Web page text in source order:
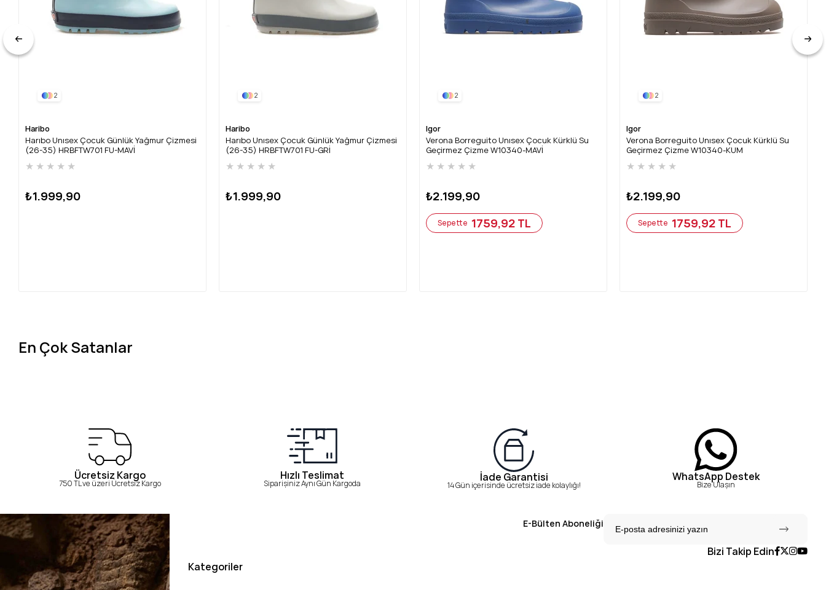
2
Haribo
Harıbo Unısex Çocuk Günlük Yağmur Çizmesi
(26-35) HRBFTW701 FU-MAVİ
★ ★ ★ ★ ★
₺1.999,90
2
Haribo
Harıbo Unısex Çocuk Günlük Yağmur Çizmesi
(26-35) HRBFTW701 FU-GRİ
★ ★ ★ ★ ★
₺1.999,90
2
Igor
Verona Borreguito Unısex Çocuk Kürklü Su
Geçirmez Çizme W10340-MAVİ
★ ★ ★ ★ ★
₺2.199,90
Sepette 1759,92 TL
2
Igor
Verona Borreguito Unısex Çocuk Kürklü Su
Geçirmez Çizme W10340-KUM
★ ★ ★ ★ ★
₺2.199,90
Sepette 1759,92 TL
En Çok Satanlar
Ücretsiz Kargo
750 TL ve üzeri Ücretsiz Kargo
Hızlı Teslimat
Siparişiniz Aynı Gün Kargoda İade Garantisi
14 Gün içerisinde ücretsiz iade kolaylığı!
WhatsApp Destek
Bize Ulaşın
E-Bülten Aboneliği
Bizi Takip Edin
Kategoriler